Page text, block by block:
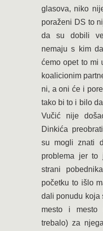
glasova, niko
poraženi DS to
da su dobili
nemaju s kim
ćemo opet to mi
koalicionim
ni, a oni će i
tako bi to i bilo
Vučić nije
Dinkića
su mogli znati
problema jer
strani
početku to išlo
dali ponudu koja
mesto i mesto
trebalo) za